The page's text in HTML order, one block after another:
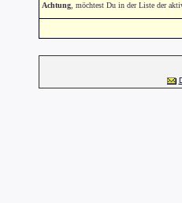
Achtung , möchtest Du in der Liste der